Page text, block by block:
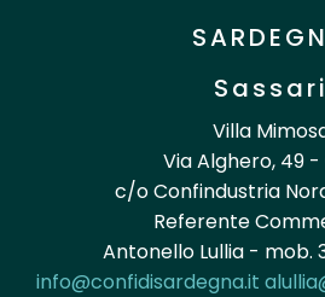
Sassari
Villa
Via Alghero, 49 -
c/o Confindustria
Referente
Antonello Lullia - mob.
info@confidisardegna.it